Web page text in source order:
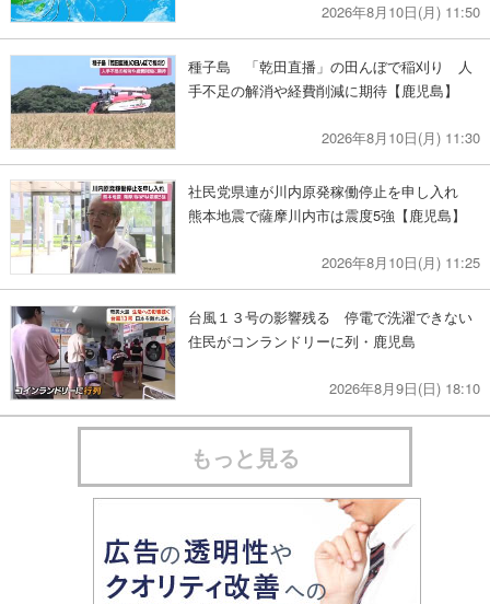
2026年8月10日(月) 11:50
種子島 「乾田直播」の田んぼで稲刈り 人
手不足の解消や経費削減に期待【鹿児島】
2026年8月10日(月) 11:30
社民党県連が川内原発稼働停止を申し入れ
熊本地震で薩摩川内市は震度5強【鹿児島】
2026年8月10日(月) 11:25
台風１３号の影響残る 停電で洗濯できない
住民がコンランドリーに列・鹿児島
2026年8月9日(日) 18:10
もっと見る